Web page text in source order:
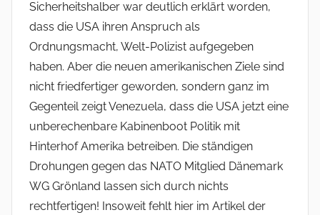
Sicherheitshalber war deutlich erklärt worden,
dass die USA ihren Anspruch als
Ordnungsmacht, Welt-Polizist aufgegeben
haben. Aber die neuen amerikanischen Ziele sind
nicht friedfertiger geworden, sondern ganz im
Gegenteil zeigt Venezuela, dass die USA jetzt eine
unberechenbare Kabinenboot Politik mit
Hinterhof Amerika betreiben. Die ständigen
Drohungen gegen das NATO Mitglied Dänemark
WG Grönland lassen sich durch nichts
rechtfertigen! Insoweit fehlt hier im Artikel der